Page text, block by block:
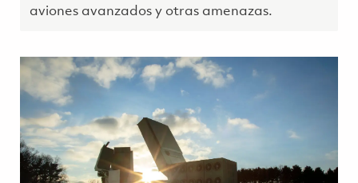
aviones avanzados y otras amenazas.